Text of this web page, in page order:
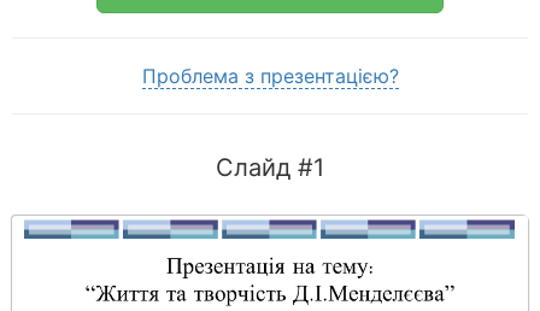
Проблема з презентацією?
Слайд #1